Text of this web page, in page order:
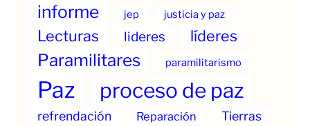
informe jep justicia y paz
Lecturas lideres líderes
Paramilitares paramilitarismo
Paz proceso de paz
refrendación Reparación
Tierras